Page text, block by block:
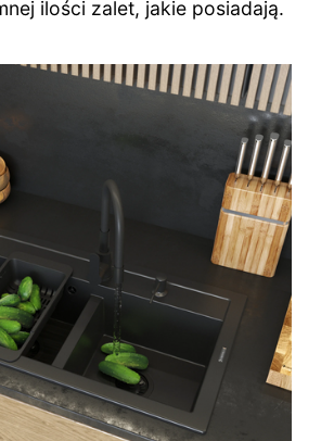
ilości zalet, jakie posiadają.